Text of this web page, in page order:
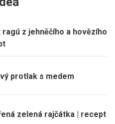
z jehněčího a hovězího
protlak s medem
zelená rajčátka | recept